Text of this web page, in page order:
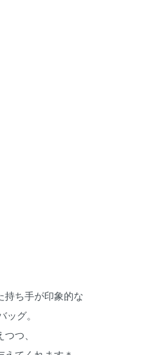
持ち手が印象的な
グ。
つ、